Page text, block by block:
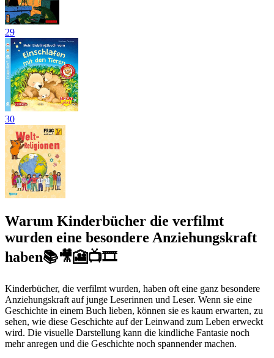
29
30
Warum Kinderbücher die verfilmt
wurden eine besondere Anziehungskraft
haben📚🎥🎦📺🎞
Kinderbücher, die verfilmt wurden, haben oft eine ganz besondere
Anziehungskraft auf junge Leserinnen und Leser. Wenn sie eine
Geschichte in einem Buch lieben, können sie es kaum erwarten, zu
sehen, wie diese Geschichte auf der Leinwand zum Leben erweckt
wird. Die visuelle Darstellung kann die kindliche Fantasie noch
mehr anregen und die Geschichte noch spannender machen.